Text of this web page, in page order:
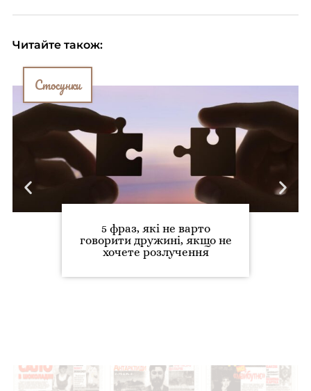
Читайте також:
Стосунки
5 фраз, які не варто
говорити дружині, якщо не
хочете розлучення